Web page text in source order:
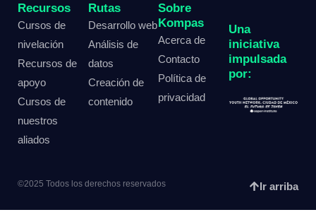
Recursos
Cursos de
nivelación
Recursos de
apoyo
Cursos de
nuestros
aliados
Rutas
Desarrollo web
Análisis de
datos
Creación de
contenido
Sobre
Kompas
Acerca de
Contacto
Política de
privacidad
Una
iniciativa
impulsada
por:
©2025 Todos los derechos reservados Ir arriba